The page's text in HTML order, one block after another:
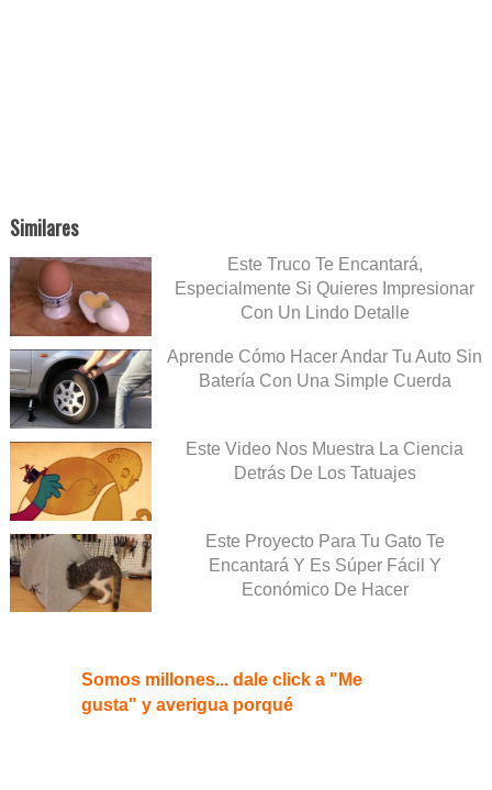
Similares
Este Truco Te Encantará,
Especialmente Si Quieres Impresionar
Con Un Lindo Detalle
Aprende Cómo Hacer Andar Tu Auto Sin
Batería Con Una Simple Cuerda
Este Video Nos Muestra La Ciencia
Detrás De Los Tatuajes
Este Proyecto Para Tu Gato Te
Encantará Y Es Súper Fácil Y
Económico De Hacer
Somos millones... dale click a "Me
gusta" y averigua porqué